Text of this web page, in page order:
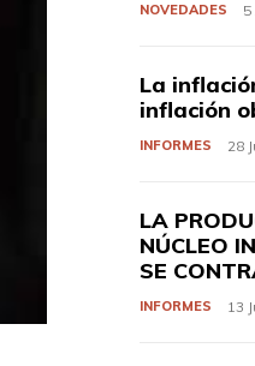
NOVEDADES
La
inflación
INFORMES 28
LA
NÚCLEO
SE
INFORMES 13